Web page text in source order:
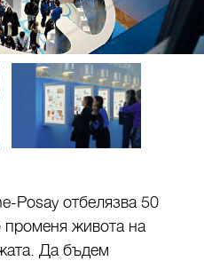
Posay отбелязва 50
променя живота на
Да бъдем